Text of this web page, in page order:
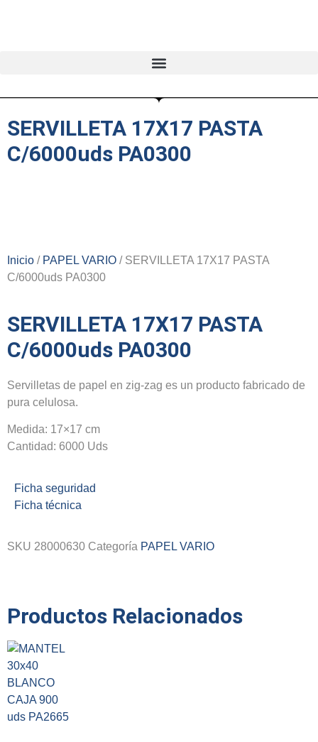
SERVILLETA 17X17 PASTA
C/6000uds PA0300
Inicio / PAPEL VARIO / SERVILLETA 17X17 PASTA
C/6000uds PA0300
SERVILLETA 17X17 PASTA
C/6000uds PA0300
Servilletas de papel en zig-zag es un producto fabricado de
pura celulosa.
Medida: 17×17 cm
Cantidad: 6000 Uds
Ficha seguridad
Ficha técnica
SKU 28000630 Categoría PAPEL VARIO
Productos Relacionados